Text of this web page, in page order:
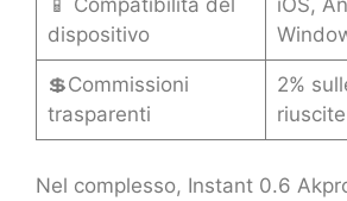
📱 Compatibilità del
dispositivo
iOS,
💲Commissioni
trasparenti
2%
riuscite
Nel complesso, Instant 0.6